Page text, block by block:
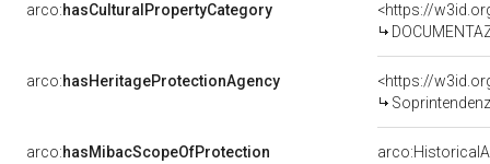
arco:hasCulturalPropertyCategory
arco:hasHeritageProtectionAgency
<https://
arco:hasMibacScopeOfProtection